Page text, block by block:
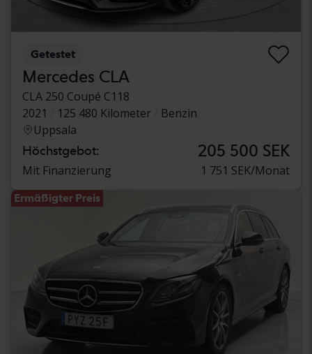
Getestet
Mercedes CLA
CLA 250 Coupé C118
2021
125 480 Kilometer
Benzin
Uppsala
Höchstgebot: 205 500 SEK
Mit Finanzierung 1 751 SEK/Monat
Ermäßigter Preis